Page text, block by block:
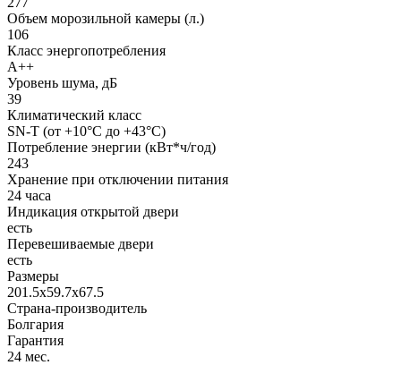
Объем морозильной камеры (л.)
106
Класс энергопотребления
A++
Уровень шума, дБ
39
Климатический класс
SN-T (от +10°C до +43°C)
Потребление энергии (кВт*ч/год)
243
Хранение при отключении питания
24 часа
Индикация открытой двери
есть
Перевешиваемые двери
есть
Размеры
201.5x59.7x67.5
Страна-производитель
Болгария
Гарантия
24 мес.